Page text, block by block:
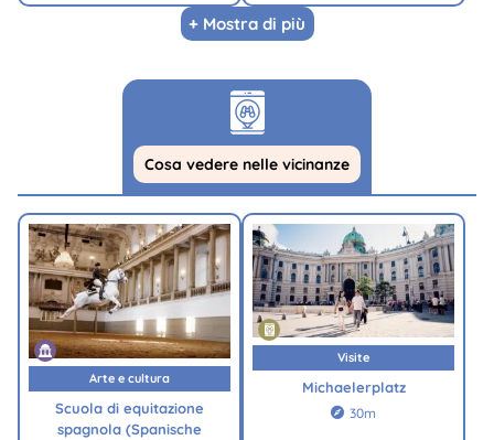
+ Mostra di più
Cosa vedere nelle vicinanze
Arte e cultura
Scuola di equitazione
spagnola (Spanische
Visite
Michaelerplatz
 30m